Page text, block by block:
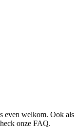
even welkom. Ook als
onze FAQ.